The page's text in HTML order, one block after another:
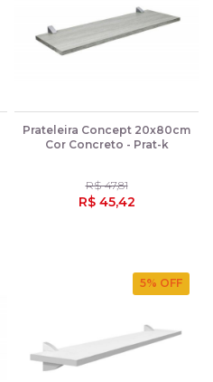
Prateleira Concept 20x80cm
Cor Concreto - Prat-k
R$ 47,81
R$ 45,42
5% OFF